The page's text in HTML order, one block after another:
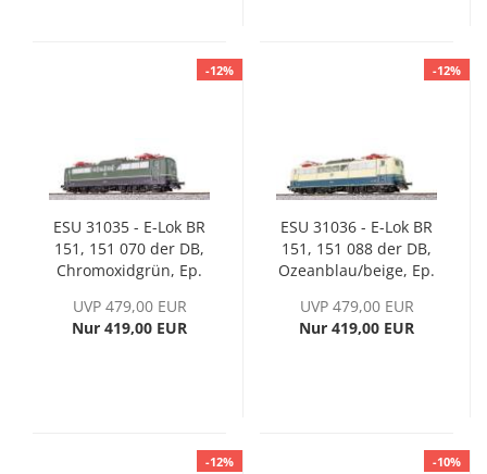
-12%
ESU 31035 - E-Lok BR
151, 151 070 der DB,
Chromoxidgrün, Ep.
UVP 479,00 EUR
Nur 419,00 EUR
-12%
ESU 31036 - E-Lok BR
151, 151 088 der DB,
Ozeanblau/beige, Ep.
UVP 479,00 EUR
Nur 419,00 EUR
-12% -10%